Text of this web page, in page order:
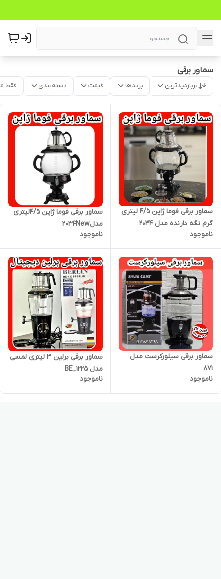
سماور برقی
پربازدیدترین برندها قیمت دسته‌بندی فقط
سماور برقی فوما ژاپن ۴/۵ لیتری
گرم نگه دارنده مدل ۲۰۳۴
ناموجود
سماور برقی فوما ژاپن ۴/۵لیتری
مدل2034New
ناموجود
سماور برقی سیلورکرست مدل
۸۷۱
ناموجود
سماور برقی برلین 3 لیتری لمسی
مدل BE_1225
ناموجود